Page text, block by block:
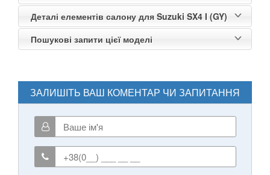
Деталі елементів салону для Suzuki SX4 I (GY)
Пошукові запити цієї моделі
ЗАЛИШІТЬ ВАШ КОМЕНТАР ЧИ ЗАПИТАННЯ